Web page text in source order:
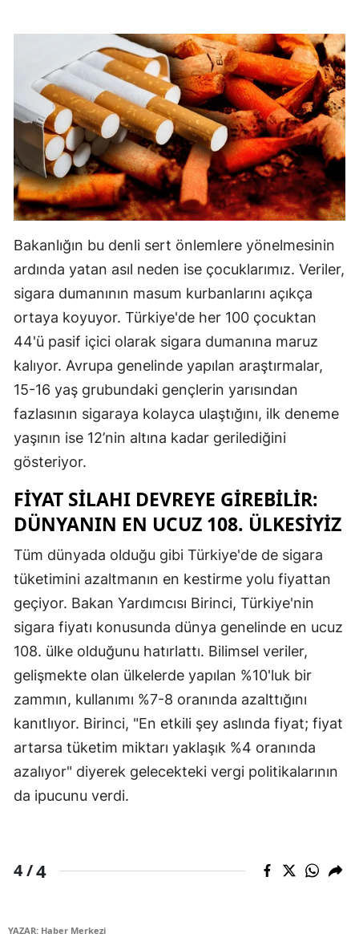
Yalova
Karabük
Kilis
Osmaniye
Düzce
Bakanlığın bu denli sert önlemlere yönelmesinin
ardında yatan asıl neden ise çocuklarımız. Veriler,
sigara dumanının masum kurbanlarını açıkça
ortaya koyuyor. Türkiye'de her 100 çocuktan
44'ü pasif içici olarak sigara dumanına maruz
kalıyor. Avrupa genelinde yapılan araştırmalar,
15-16 yaş grubundaki gençlerin yarısından
fazlasının sigaraya kolayca ulaştığını, ilk deneme
yaşının ise 12’nin altına kadar gerilediğini
gösteriyor.
FIYAT SILAHI DEVREYE GIREBILIR:
DÜNYANIN EN UCUZ 108. ÜLKESIYIZ
Tüm dünyada olduğu gibi Türkiye'de de sigara
tüketimini azaltmanın en kestirme yolu fiyattan
geçiyor. Bakan Yardımcısı Birinci, Türkiye'nin
sigara fiyatı konusunda dünya genelinde en ucuz
108. ülke olduğunu hatırlattı. Bilimsel veriler,
gelişmekte olan ülkelerde yapılan %10'luk bir
zammın, kullanımı %7-8 oranında azalttığını
kanıtlıyor. Birinci, "En etkili şey aslında fiyat; fiyat
artarsa tüketim miktarı yaklaşık %4 oranında
azalıyor" diyerek gelecekteki vergi politikalarının
da ipucunu verdi.
4 /4
YAZAR: Haber Merkezi